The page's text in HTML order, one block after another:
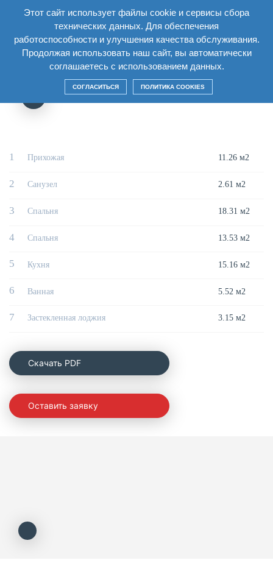
Этот сайт использует файлы cookie и сервисы сбора
технических данных. Для обеспечения
работоспособности и улучшения качества обслуживания.
Продолжая использовать наш сайт, вы автоматически
соглашаетесь с использованием данных.
СОГЛАСИТЬСЯ ПОЛИТИКА COOKIES
RU
Главная Секция2 Этаж12 Двухкомнатная квартира 2Б3
ДВУХКОМНАТНАЯ КВАРТИРА 2Б3
1 Прихожая 11.26 м2
2 Санузел 2.61 м2
3 Спальня 18.31 м2
4 Спальня 13.53 м2
5 Кухня 15.16 м2
6 Ванная 5.52 м2
7 Застекленная лоджия 3.15 м2
Cкачать PDF
Оставить заявку